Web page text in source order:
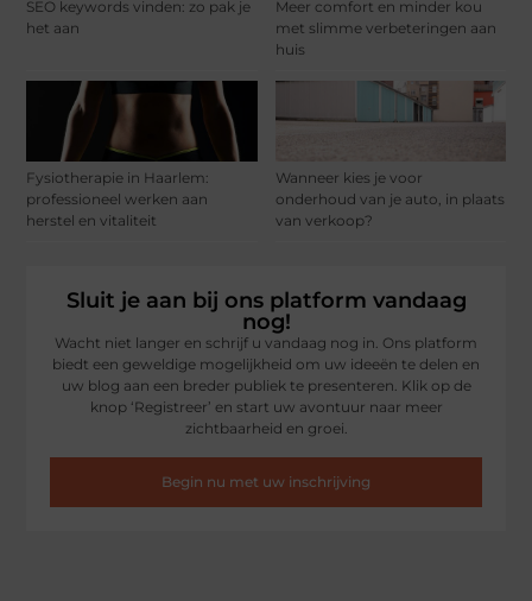
SEO keywords vinden: zo pak je
het aan
Meer comfort en minder kou
met slimme verbeteringen aan
huis
Fysiotherapie in Haarlem:
professioneel werken aan
herstel en vitaliteit
Wanneer kies je voor
onderhoud van je auto, in plaats
van verkoop?
Sluit je aan bij ons platform vandaag
nog!
Wacht niet langer en schrijf u vandaag nog in. Ons platform
biedt een geweldige mogelijkheid om uw ideeën te delen en
uw blog aan een breder publiek te presenteren. Klik op de
knop ‘Registreer’ en start uw avontuur naar meer
zichtbaarheid en groei.
Begin nu met uw inschrijving